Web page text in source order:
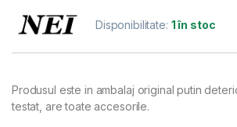
Disponibilitate: 1 în stoc
Produsul este in ambalaj original putin
testat, are toate accesorile.